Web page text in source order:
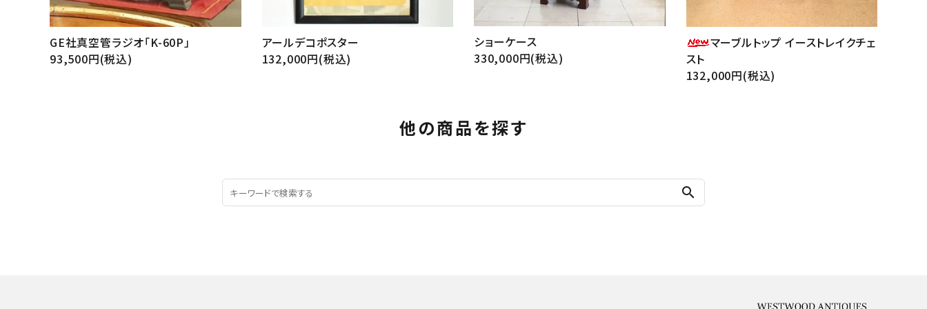
GE社真空管ラジオ「K-60P」
93,500円(税込)
アールデコポスター
132,000円(税込)
ショーケース
330,000円(税込)
マーブルトップ イーストレイクチェ
スト
132,000円(税込)
他の商品を探す
search